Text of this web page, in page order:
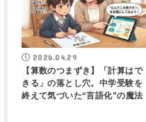
2026.04.29
【算数のつまずき】「計算はで
きる」の落とし穴。中学受験を
終えて気づいた“言語化”の魔法